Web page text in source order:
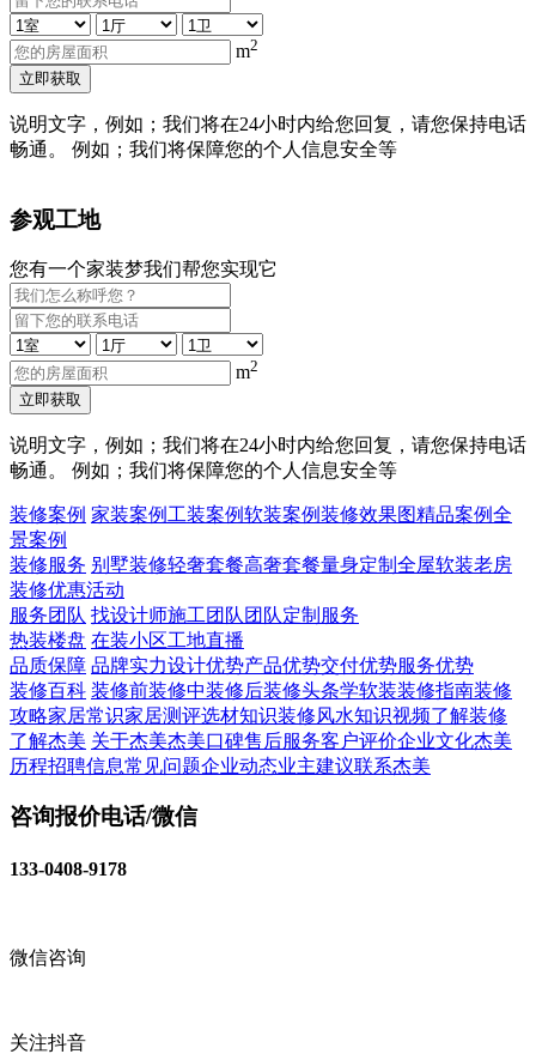
m2
立即获取
说明文字，例如；我们将在24小时内给您回复，请您保持电话
畅通。 例如；我们将保障您的个人信息安全等
参观工地
您有一个家装梦我们帮您实现它
m2
立即获取
说明文字，例如；我们将在24小时内给您回复，请您保持电话
畅通。 例如；我们将保障您的个人信息安全等
装修案例 家装案例 工装案例软装案例装修效果图精品案例全
景案例
装修服务 别墅装修轻奢套餐高奢套餐量身定制 全屋软装老房
装修优惠活动
服务团队 找设计师施工团队 团队定制服务
热装楼盘 在装小区工地直播
品质保障 品牌实力设计优势产品优势交付优势服务优势
装修百科 装修前装修中装修后装修头条学软装装修指南装修
攻略家居常识家居测评选材知识装修风水知识视频了解装修
了解杰美 关于杰美杰美口碑售后服务客户评价企业文化杰美
历程招聘信息常见问题企业动态业主建议联系杰美
咨询报价电话/微信
133-0408-9178
微信咨询
关注抖音